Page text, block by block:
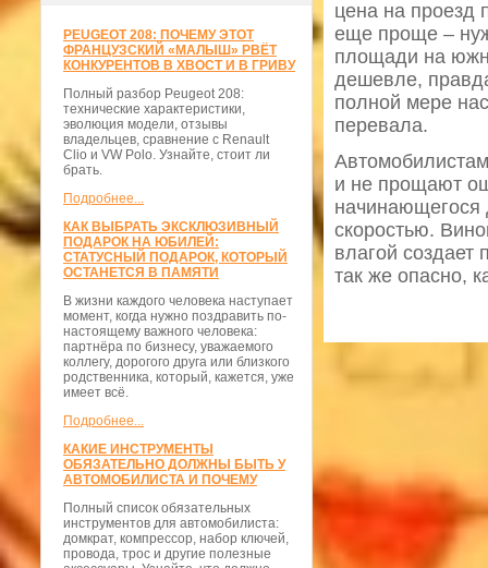
PEUGEOT 208: ПОЧЕМУ ЭТОТ
ФРАНЦУЗСКИЙ «МАЛЫШ» РВЁТ
КОНКУРЕНТОВ В ХВОСТ И В ГРИВУ
Полный разбор Peugeot 208:
технические характеристики,
эволюция модели, отзывы
владельцев, сравнение с Renault
Clio и VW Polo. Узнайте, стоит ли
брать.
Подробнее...
КАК ВЫБРАТЬ ЭКСКЛЮЗИВНЫЙ
ПОДАРОК НА ЮБИЛЕЙ:
СТАТУСНЫЙ ПОДАРОК, КОТОРЫЙ
ОСТАНЕТСЯ В ПАМЯТИ
В жизни каждого человека наступает
момент, когда нужно поздравить по-
настоящему важного человека:
партнёра по бизнесу, уважаемого
коллегу, дорогого друга или близкого
родственника, который, кажется, уже
имеет всё.
Подробнее...
КАКИЕ ИНСТРУМЕНТЫ
ОБЯЗАТЕЛЬНО ДОЛЖНЫ БЫТЬ У
АВТОМОБИЛИСТА И ПОЧЕМУ
Полный список обязательных
инструментов для автомобилиста:
домкрат, компрессор, набор ключей,
провода, трос и другие полезные
цена на проезд
еще проще –
площади на
дешевле,
полной мере
перевала.
и не прощают
начинающегося
скоростью.
влагой создает
так же опасно,